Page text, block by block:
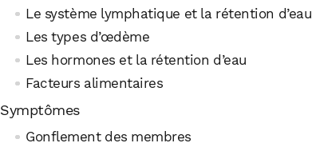
Le système lymphatique et la rétention d’eau
Les types d’œdème
Les hormones et la rétention d’eau
Facteurs alimentaires
Symptômes
Gonflement des membres